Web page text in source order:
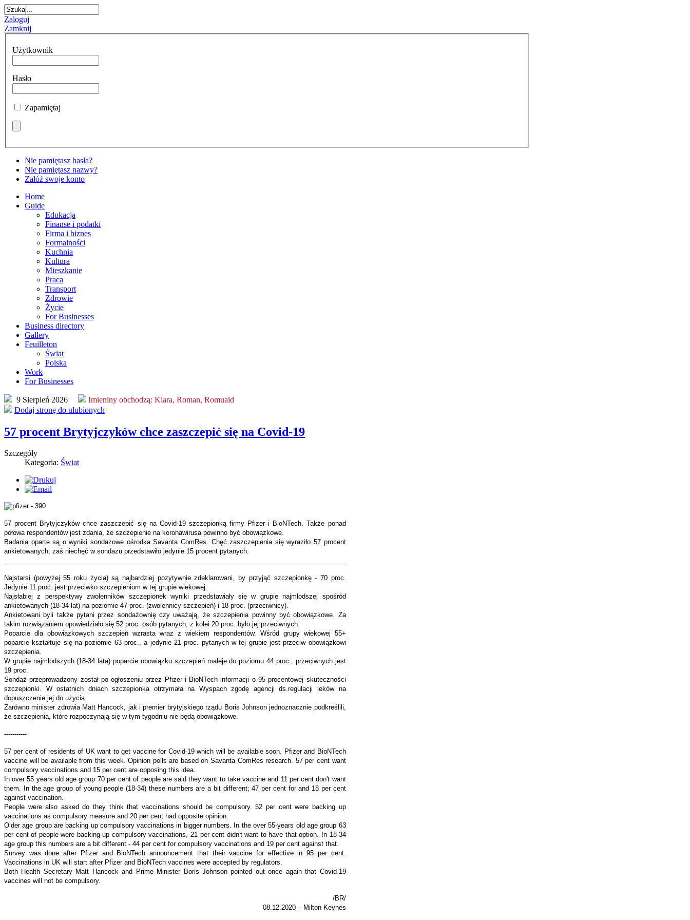
Zaloguj
Zamknij
Użytkownik
Hasło
Zapamiętaj
Nie pamiętasz hasła?
Nie pamiętasz nazwy?
Załóż swoje konto
Home
Guide
Edukacja
Finanse i podatki
Firma i biznes
Formalności
Kuchnia
Kultura
Mieszkanie
Praca
Transport
Zdrowie
Życie
For Businesses
Business directory
Gallery
Feuilleton
Świat
Polska
Work
For Businesses
9 Sierpień 2026 Imieniny obchodzą: Klara, Roman, Romuald
Dodaj stronę do ulubionych
57 procent Brytyjczyków chce zaszczepić się na Covid-19
Szczegóły
Kategoria: Świat
57 procent Brytyjczyków chce zaszczepić się na Covid-19 szczepionką firmy Pfizer i BioNTech. Także ponad
połowa respondentów jest zdania, że szczepienie na koronawirusa powinno być obowiązkowe.
Badania oparte są o wyniki sondażowe ośrodka Savanta ComRes. Chęć zaszczepienia się wyraziło 57 procent
ankietowanych, zaś niechęć w sondażu przedstawiło jedynie 15 procent pytanych.
Najstarsi (powyżej 55 roku życia) są najbardziej pozytywnie zdeklarowani, by przyjąć szczepionkę - 70 proc.
Jedynie 11 proc. jest przeciwko szczepieniom w tej grupie wiekowej.
Najsłabiej z perspektywy zwolenników szczepionek wyniki przedstawiały się w grupie najmłodszej spośród
ankietowanych (18-34 lat) na poziomie 47 proc. (zwolennicy szczepień) i 18 proc. (przeciwnicy).
Ankietowani byli także pytani przez sondażownię czy uważają, że szczepienia powinny być obowiązkowe. Za
takim rozwiązaniem opowiedziało się 52 proc. osób pytanych, z kolei 20 proc. było jej przeciwnych.
Poparcie dla obowiązkowych szczepień wzrasta wraz z wiekiem respondentów. Wśród grupy wiekowej 55+
poparcie kształtuje się na poziomie 63 proc., a jedynie 21 proc. pytanych w tej grupie jest przeciw obowiązkowi
szczepienia.
W grupie najmłodszych (18-34 lata) poparcie obowiązku szczepień maleje do poziomu 44 proc., przeciwnych jest
19 proc.
Sondaż przeprowadzony został po ogłoszeniu przez Pfizer i BioNTech informacji o 95 procentowej skuteczności
szczepionki. W ostatnich dniach szczepionka otrzymała na Wyspach zgodę agencji ds.regulacji leków na
dopuszczenie jej do użycia.
Zarówno minister zdrowia Matt Hancock, jak i premier brytyjskiego rządu Boris Johnson jednoznacznie podkreślili,
że szczepienia, które rozpoczynają się w tym tygodniu nie będą obowiązkowe.
-----------
57 per cent of residents of UK want to get vaccine for Covid-19 which will be available soon. Pfizer and BioNTech
vaccine will be available from this week. Opinion polls are based on Savanta ComRes research. 57 per cent want
compulsory vaccinations and 15 per cent are opposing this idea.
In over 55 years old age group 70 per cent of people are said they want to take vaccine and 11 per cent don't want
them. In the age group of young people (18-34) these numbers are a bit different; 47 per cent for and 18 per cent
against vaccination.
People were also asked do they think that vaccinations should be compulsory. 52 per cent were backing up
vaccinations as compulsory measure and 20 per cent had opposite opinion.
Older age group are backing up compulsory vaccinations in bigger numbers. In the over 55-years old age group 63
per cent of people were backing up compulsory vaccinations, 21 per cent didn't want to have that option. In 18-34
age group this numbers are a bit different - 44 per cent for compulsory vaccinations and 19 per cent against that.
Survey was done after Pfizer and BioNTech announcement that their vaccine for effective in 95 per cent.
Vaccinations in UK will start after Pfizer and BioNTech vaccines were accepted by regulators.
Both Health Secretary Matt Hancock and Prime Minister Boris Johnson pointed out once again that Covid-19
vaccines will not be compulsory.
/BR/
08.12.2020 – Milton Keynes